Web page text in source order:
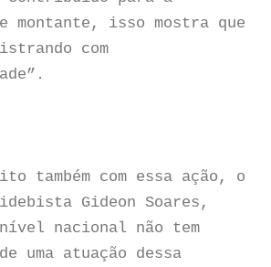
montante, isso mostra que
com
também com essa ação, o
Gideon Soares,
nacional não tem
uma atuação dessa